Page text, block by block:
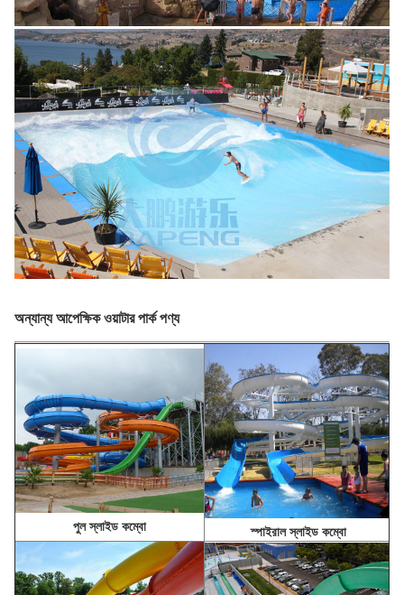
অন্যান্য আপেক্ষিক ওয়াটার পার্ক পণ্য
পুল স্লাইড কম্বো স্পাইরাল স্লাইড কম্বো